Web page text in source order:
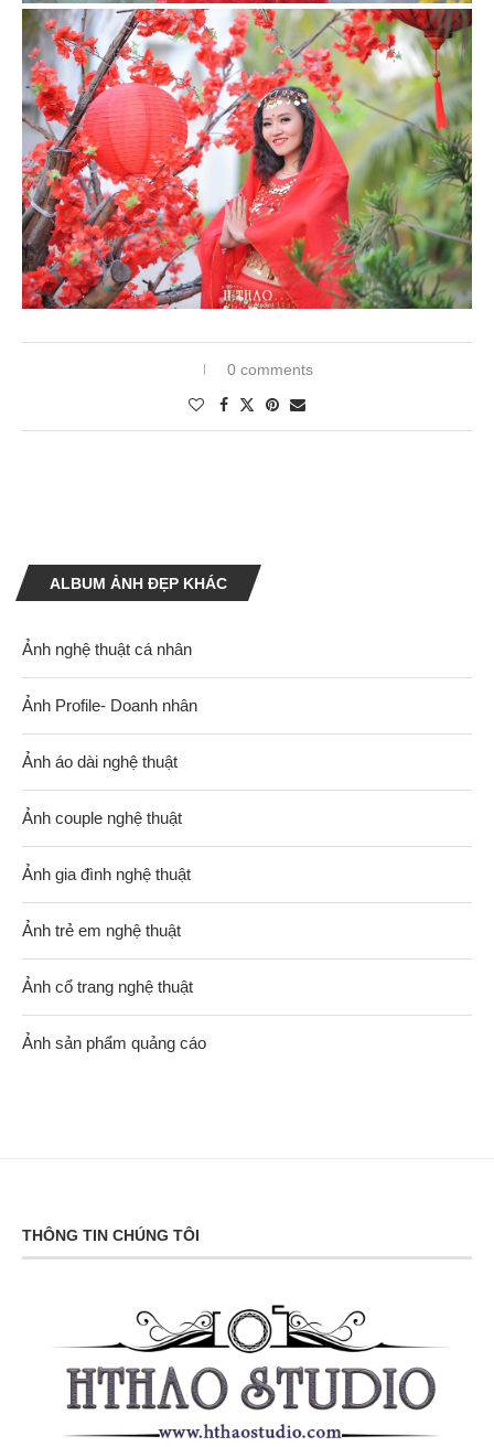
0 comments
ALBUM ẢNH ĐẸP KHÁC
Ảnh nghệ thuật cá nhân
Ảnh Profile- Doanh nhân
Ảnh áo dài nghệ thuật
Ảnh couple nghệ thuật
Ảnh gia đình nghệ thuật
Ảnh trẻ em nghệ thuật
Ảnh cổ trang nghệ thuật
Ảnh sản phẩm quảng cáo
THÔNG TIN CHÚNG TÔI